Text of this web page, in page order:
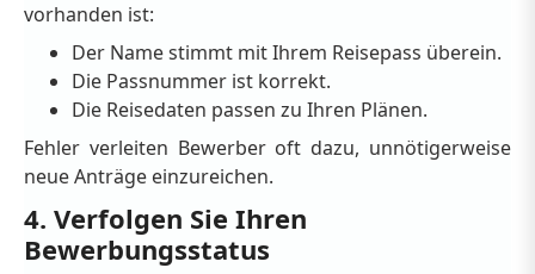
vorhanden ist:
Der Name stimmt mit Ihrem Reisepass überein.
Die Passnummer ist korrekt.
Die Reisedaten passen zu Ihren Plänen.
Fehler verleiten Bewerber oft dazu, unnötigerweise
neue Anträge einzureichen.
4. Verfolgen Sie Ihren
Bewerbungsstatus